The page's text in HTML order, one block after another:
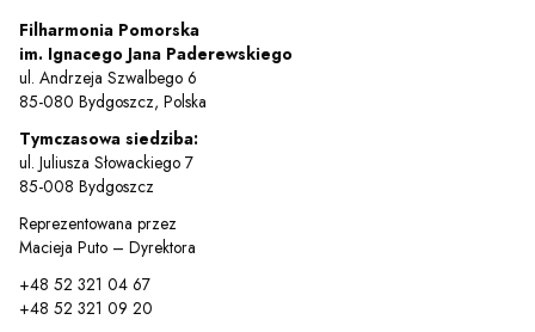
YOUTUBE
Polityka prywatności
Praca
Filharmonia Pomorska
im. Ignacego Jana Paderewskiego
ul. Andrzeja Szwalbego 6
85-080 Bydgoszcz, Polska
Tymczasowa siedziba:
ul. Juliusza Słowackiego 7
85-008 Bydgoszcz
Reprezentowana przez
Macieja Puto – Dyrektora
+48 52 321 04 67
+48 52 321 09 20